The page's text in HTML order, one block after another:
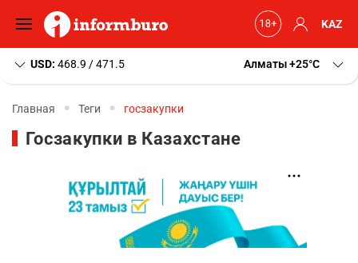
KAZ
USD: 468.9 / 471.5 Алматы+25 C
Главная Теги госзакупки
Госзакупки в Казахстане